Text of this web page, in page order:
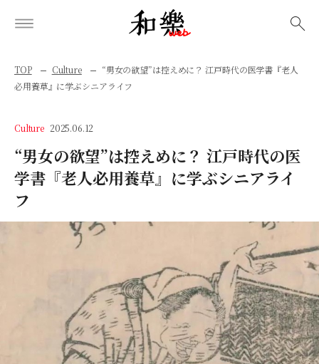
TOP Culture
“男女の欲望”は控えめに？ 江戸時代の医学書『老人
必用養草』に学ぶシニアライフ
Culture 2025.06.12
“男女の欲望”は控えめに？ 江戸時代の医
学書『老人必用養草』に学ぶシニアライ
フ